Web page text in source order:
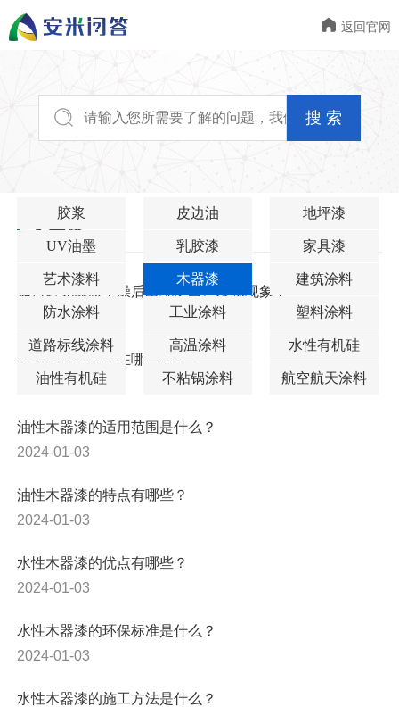
 返回官网
搜 索
木器漆
如何避免漆膜干燥后出现泛白、发朦现象？
2025-10-27
木器漆还可以用在哪些领域？
2024-01-03
油性木器漆的适用范围是什么？
2024-01-03
油性木器漆的特点有哪些？
2024-01-03
水性木器漆的优点有哪些？
2024-01-03
水性木器漆的环保标准是什么？
2024-01-03
水性木器漆的施工方法是什么？
胶浆 皮边油 地坪漆
UV油墨 乳胶漆 家具漆
艺术漆料 木器漆 建筑涂料
防水涂料 工业涂料 塑料涂料
道路标线涂料 高温涂料 水性有机硅
油性有机硅 不粘锅涂料 航空航天涂料